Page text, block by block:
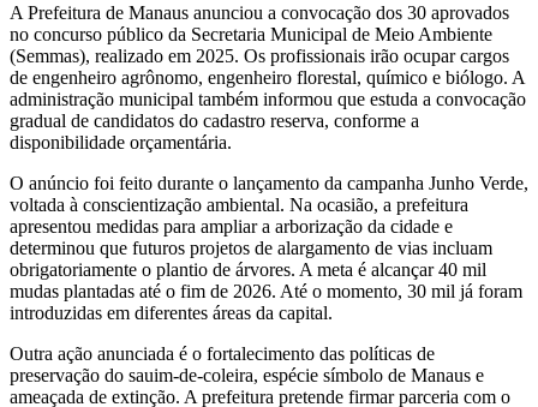
A Prefeitura de Manaus anunciou a convocação dos 30 aprovados
no concurso público da Secretaria Municipal de Meio Ambiente
(Semmas), realizado em 2025. Os profissionais irão ocupar cargos
de engenheiro agrônomo, engenheiro florestal, químico e biólogo. A
administração municipal também informou que estuda a convocação
gradual de candidatos do cadastro reserva, conforme a
disponibilidade orçamentária.
O anúncio foi feito durante o lançamento da campanha Junho Verde,
voltada à conscientização ambiental. Na ocasião, a prefeitura
apresentou medidas para ampliar a arborização da cidade e
determinou que futuros projetos de alargamento de vias incluam
obrigatoriamente o plantio de árvores. A meta é alcançar 40 mil
mudas plantadas até o fim de 2026. Até o momento, 30 mil já foram
introduzidas em diferentes áreas da capital.
Outra ação anunciada é o fortalecimento das políticas de
preservação do sauim-de-coleira, espécie símbolo de Manaus e
ameaçada de extinção. A prefeitura pretende firmar parceria com o